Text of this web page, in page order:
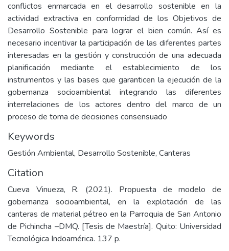
conflictos enmarcada en el desarrollo sostenible en la
actividad extractiva en conformidad de los Objetivos de
Desarrollo Sostenible para lograr el bien común. Así es
necesario incentivar la participación de las diferentes partes
interesadas en la gestión y construcción de una adecuada
planificación mediante el establecimiento de los
instrumentos y las bases que garanticen la ejecución de la
gobernanza socioambiental integrando las diferentes
interrelaciones de los actores dentro del marco de un
proceso de toma de decisiones consensuado
Keywords
Gestión Ambiental, Desarrollo Sostenible, Canteras
Citation
Cueva Vinueza, R. (2021). Propuesta de modelo de
gobernanza socioambiental, en la explotación de las
canteras de material pétreo en la Parroquia de San Antonio
de Pichincha –DMQ. [Tesis de Maestría]. Quito: Universidad
Tecnológica Indoamérica. 137 p.